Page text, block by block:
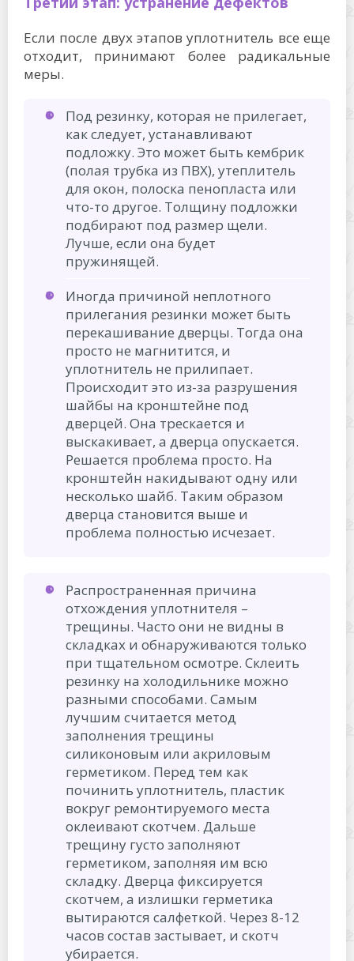
Если после двух этапов уплотнитель все еще
отходит, принимают более радикальные
меры.
Под резинку, которая не прилегает,
как следует, устанавливают
подложку. Это может быть кембрик
(полая трубка из ПВХ), утеплитель
для окон, полоска пенопласта или
что-то другое. Толщину подложки
подбирают под размер щели.
Лучше, если она будет
пружинящей.
Иногда причиной неплотного
прилегания резинки может быть
перекашивание дверцы. Тогда она
просто не магнитится, и
уплотнитель не прилипает.
Происходит это из-за разрушения
шайбы на кронштейне под
дверцей. Она трескается и
выскакивает, а дверца опускается.
Решается проблема просто. На
кронштейн накидывают одну или
несколько шайб. Таким образом
дверца становится выше и
проблема полностью исчезает.
Распространенная причина
отхождения уплотнителя –
трещины. Часто они не видны в
складках и обнаруживаются только
при тщательном осмотре. Склеить
резинку на холодильнике можно
разными способами. Самым
лучшим считается метод
заполнения трещины
силиконовым или акриловым
герметиком. Перед тем как
починить уплотнитель, пластик
вокруг ремонтируемого места
оклеивают скотчем. Дальше
трещину густо заполняют
герметиком, заполняя им всю
складку. Дверца фиксируется
скотчем, а излишки герметика
вытираются салфеткой. Через 8-12
часов состав застывает, и скотч
убирается.